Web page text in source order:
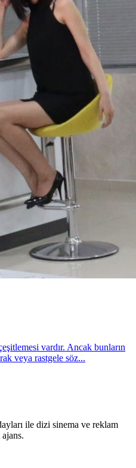
vardır. Ancak bunların
veya rastgele söz...
ile dizi sinema ve reklam